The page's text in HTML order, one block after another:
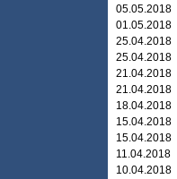
05.05.2018
01.05.2018
25.04.2018
25.04.2018
21.04.2018
21.04.2018
18.04.2018
15.04.2018
15.04.2018
11.04.2018
10.04.2018